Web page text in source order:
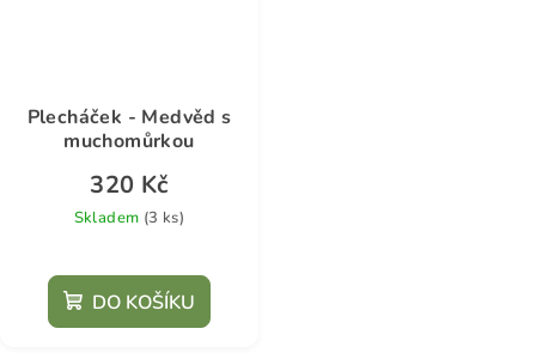
Plecháček - Medvěd s
muchomůrkou
320 Kč
Skladem (3 ks)
DO KOŠÍKU